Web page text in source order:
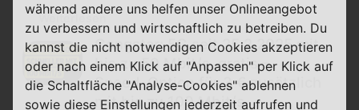
Weiterlesen
Congstar: 5G seit 25.2.2025 mit
bis zu 50 Mbit/s. gratis –
Speed-Option für 3 € zusätzlich
mit bis zu 100 Mbit/s.
während andere uns helfen unser Onlineangebot
zu verbessern und wirtschaftlich zu betreiben. Du
kannst die nicht notwendigen Cookies akzeptieren
oder nach einem Klick auf "Anpassen" per Klick auf
die Schaltfläche "Analyse-Cookies" ablehnen
sowie diese Einstellungen jederzeit aufrufen und